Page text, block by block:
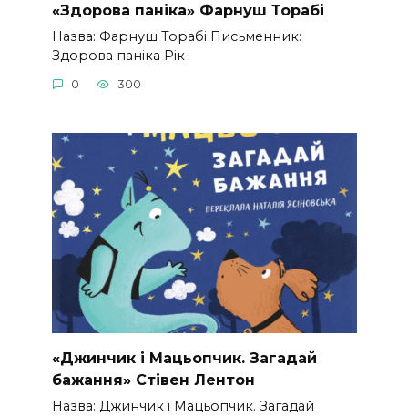
«Здорова паніка» Фарнуш Торабі
Назва: Фарнуш Торабі Письменник:
Здорова паніка Рік
0 300
«Джинчик і Мацьопчик. Загадай
бажання» Стівен Лентон
Назва: Джинчик і Мацьопчик. Загадай